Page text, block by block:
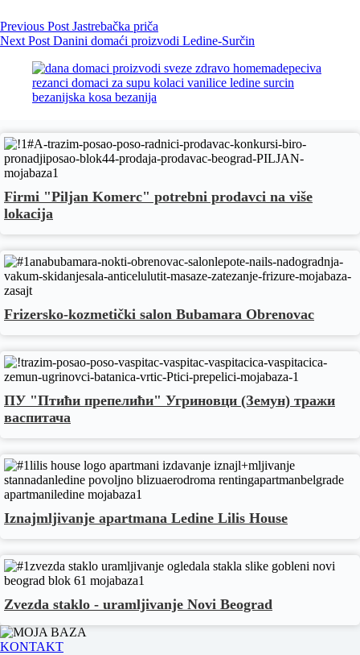
Previous Post Jastrebačka priča
Next Post Danini domaći proizvodi Ledine-Surčin
Firmi "Piljan Komerc" potrebni prodavci na više
lokacija
Frizersko-kozmetički salon Bubamara Obrenovac
ПУ "Птићи препелићи" Угриновци (Земун) тражи
васпитача
Iznajmljivanje apartmana Ledine Lilis House
Zvezda staklo - uramljivanje Novi Beograd
KONTAKT